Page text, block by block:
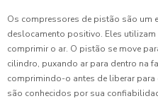
Os compressores de pistão são um
deslocamento positivo. Eles
comprimir o ar. O pistão se move
cilindro, puxando ar para dentro na
comprimindo-o antes de liberar
são conhecidos por sua